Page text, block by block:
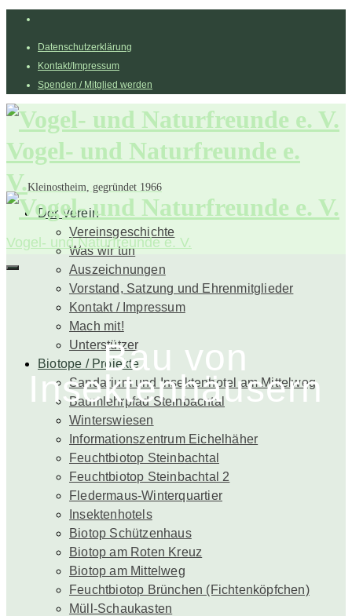
Datenschutzerklärung
Kontakt/Impressum
Spenden / Mitglied werden
Vogel- und Naturfreunde e.
V.Kleinostheim, gegründet 1966
Der Verein
Vereinsgeschichte
Was wir tun
Auszeichnungen
Vorstand, Satzung und Ehrenmitglieder
Kontakt / Impressum
Mach mit!
Unterstützer
Biotope / Projekte
Sandarium und Insektenhotel am Mittelweg
Baumlehrpfad Steinbachtal
Winterswiesen
Informationszentrum Eichelhäher
Feuchtbiotop Steinbachtal
Feuchtbiotop Steinbachtal 2
Fledermaus-Winterquartier
Insektenhotels
Biotop Schützenhaus
Biotop am Roten Kreuz
Biotop am Mittelweg
Feuchtbiotop Brünchen (Fichtenköpfchen)
Müll-Schaukasten
Vogel- und Naturfreunde e. V.
Bau von
Insektenhäusern